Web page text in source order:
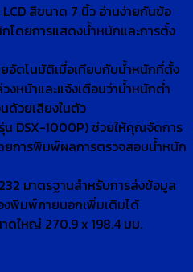
สีขนาด 7 นิ้ว อ่านง่ายกันข้อ
โดยการแสดงน้ำหนักและการตั้ง
อัตโนมัติเมื่อเทียบกับน้ำหนักที่ตั้ง
งหน้าและแจ้งเตือนว่าน้ำหนักต่ำ
ด้วยเสียงในตัว
DSX-1000P) ช่วยให้คุณจัดการ
ยการพิมพ์ผลการตรวจสอบน้ำหนัก
มาตรฐานสำหรับการส่งข้อมูล
งพิมพ์ภายนอกเพิ่มเติมได้
ดใหญ่ 270.9 x 198.4 มม.